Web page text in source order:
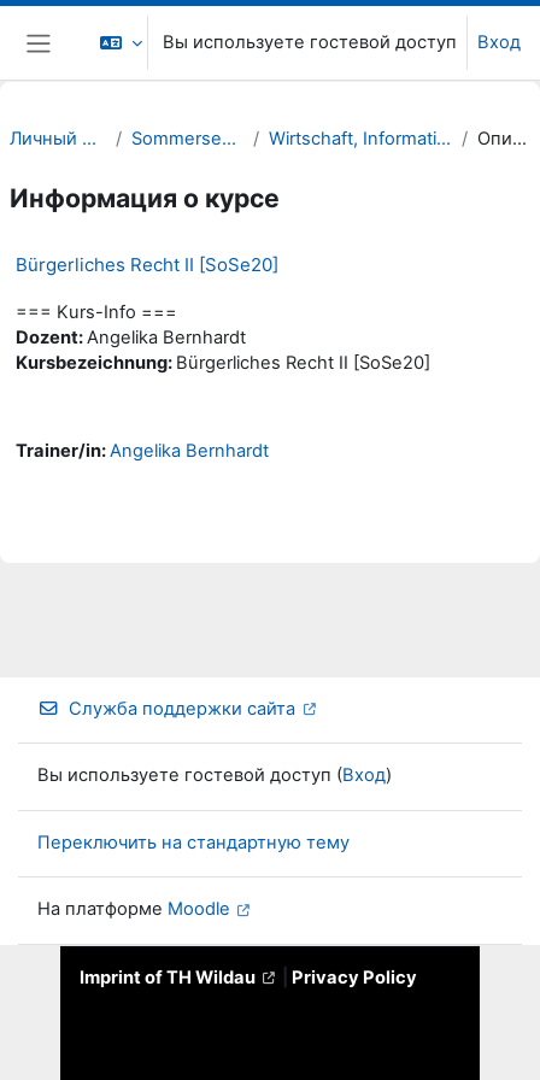
Перейти к основному содержанию
Боковая панель
Вы используете гостевой доступ Вход
Личный кабинет Sommersemester 20 Wirtschaft, Informatik, Recht (WIR) Описание
Информация о курсе
Bürgerliches Recht II [SoSe20]
=== Kurs-Info ===
Dozent:Angelika Bernhardt
Kursbezeichnung: Bürgerliches Recht II [SoSe20]
Trainer/in:Angelika Bernhardt
Служба поддержки сайта
Вы используете гостевой доступ (Вход)
Переключить на стандартную тему
На платформе Moodle
Imprint of TH Wildau Privacy Policy